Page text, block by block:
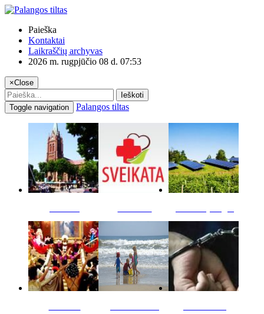
Paieška
Kontaktai
Laikraščių archyvas
2026 m. rugpjūčio 08 d. 07:53
×Close
Ieškoti
Toggle navigation
Palangos tiltas